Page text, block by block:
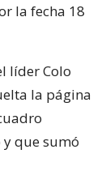
la fecha 18
líder Colo
la página
y que sumó